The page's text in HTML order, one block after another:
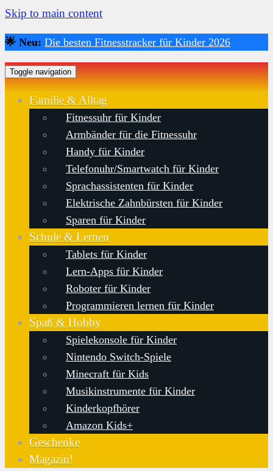
Skip to main content
🌟 Neu: Die besten Fitnesstracker für Kinder 2026
Toggle navigation
Familie & Alltag
Fitnessuhr für Kinder
Armbänder für die Fitnessuhr
Handy für Kinder
Telefonuhr/Smartwatch für Kinder
Sprachassistenten für Kinder
Elektrische Zahnbürsten für Kinder
Sparen für Kinder
Schule & Lernen
Tablets für Kinder
Lern-Apps für Kinder
Roboter für Kinder
Programmieren lernen für Kinder
Spaß & Hobby
Spielekonsole für Kinder
Nintendo Switch-Spiele
Minecraft für Kids
Musikinstrumente für Kinder
Kinderkopfhörer
Amazon Kids+
Geschenke
Magazin!